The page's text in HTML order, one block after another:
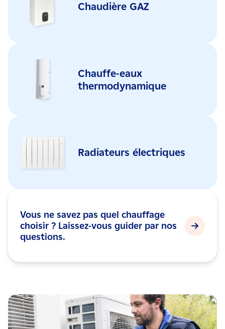
Chaudière GAZ
Chauffe-eaux
thermodynamique
Radiateurs électriques
Vous ne savez pas quel chauffage
choisir ? Laissez-vous guider par nos
questions.